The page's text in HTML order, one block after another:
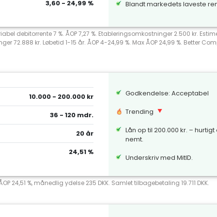
3,60 - 24,99 % Blandt markedets laveste
debitorrente 7 %. ÅOP 7,27 %. Etableringsomkostninger 2.500 kr.
72.888 kr. Løbetid 1-15 år. ÅOP 4-24,99 %. Max ÅOP 24,99 %. Better
10.000 - 200.000 kr
36 - 120 mdr.
20 år
24,51 %
Godkendelse: Acceptabel
Trending
Lån op til 200.000 kr. – hurtigt
nemt.
Underskriv med MitID.
24,51 %, månedlig ydelse 235 DKK. Samlet tilbagebetaling 19.711 DKK.